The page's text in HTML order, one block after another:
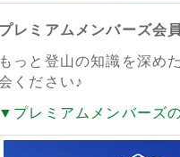
レミアムメンバーズ会
っと登山の知識を深め
ください♪
プレミアムメンバーズ